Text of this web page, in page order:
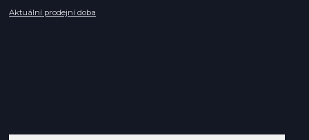
Aktuální prodejní doba